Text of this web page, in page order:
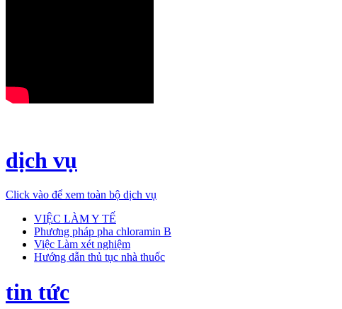
dịch vụ
Click vào để xem toàn bộ dịch vụ
VIỆC LÀM Y TẾ
Phương pháp pha chloramin B
Việc Làm xét nghiệm
Hướng dẫn thủ tục nhà thuốc
tin tức